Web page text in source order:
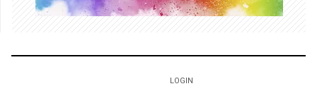
LOGIN